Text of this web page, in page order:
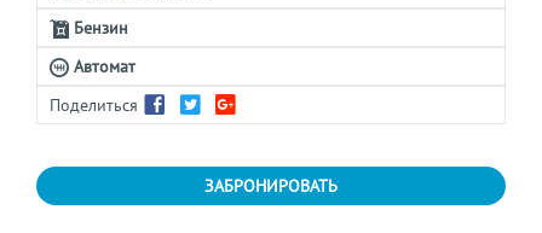
Бензин
Автомат
Поделиться
ЗАБРОНИРОВАТЬ